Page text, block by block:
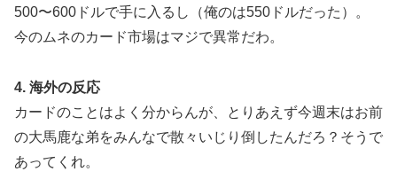
500〜600ドルで手に入るし（俺のは550ドルだった）。
今のムネのカード市場はマジで異常だわ。
4. 海外の反応
カードのことはよく分からんが、とりあえず今週末はお前
の大馬鹿な弟をみんなで散々いじり倒したんだろ？そうで
あってくれ。